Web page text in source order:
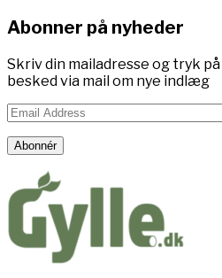
Abonner på nyheder
Skriv din mailadresse og tryk
besked via mail om nye indlæg
Email
Address
Abonnér